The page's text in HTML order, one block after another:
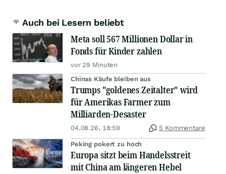
Auch bei Lesern beliebt
Meta soll 567 Millionen Dollar in
Fonds für Kinder zahlen
vor 29 Minuten
Chinas Käufe bleiben aus
Trumps "goldenes Zeitalter" wird
für Amerikas Farmer zum
Milliarden-Desaster
04.08.26, 18:59 5 Kommentare
Peking pokert zu hoch
Europa sitzt beim Handelsstreit
mit China am längeren Hebel